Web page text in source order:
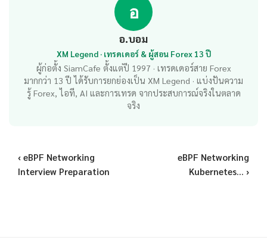
อ
อ.บอม
XM Legend · เทรดเดอร์ & ผู้สอน Forex 13 ปี
ผู้ก่อตั้ง SiamCafe ตั้งแต่ปี 1997 · เทรดเดอร์สาย Forex
มากกว่า 13 ปี ได้รับการยกย่องเป็น XM Legend · แบ่งปันความ
รู้ Forex, ไอที, AI และการเทรด จากประสบการณ์จริงในตลาด
จริง
‹ eBPF Networking
Interview Preparation
eBPF Networking
Kubernetes... ›